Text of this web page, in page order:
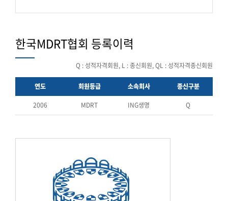
한국MDRT협회 등록이력
Q : 성적자격회원, L : 종신회원, QL : 성적자격종신회원
연도 회원등급 소속회사 종신구분
2006 MDRT ING생명 Q